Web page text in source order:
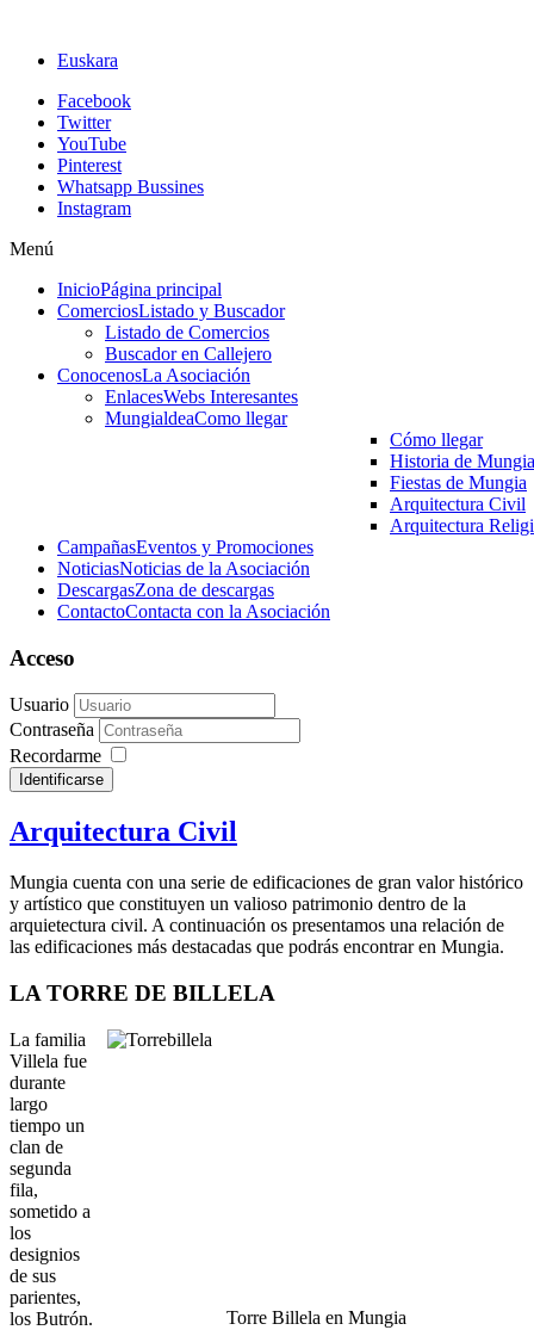
Euskara
Facebook
Twitter
YouTube
Pinterest
Whatsapp Bussines
Instagram
Menú
InicioPágina principal
ComerciosListado y Buscador
Listado de Comercios
Buscador en Callejero
ConocenosLa Asociación
EnlacesWebs Interesantes
MungialdeaComo llegar
Cómo llegar
Historia de Mungia
Fiestas de Mungia
Arquitectura Civil
Arquitectura
CampañasEventos y Promociones
NoticiasNoticias de la Asociación
DescargasZona de descargas
ContactoContacta con la Asociación
Acceso
Usuario
Contraseña
Recordarme
Identificarse
Arquitectura Civil
Mungia cuenta con una serie de edificaciones de gran valor histórico
y artístico que constituyen un valioso patrimonio dentro de la
arquietectura civil. A continuación os presentamos una relación de
las edificaciones más destacadas que podrás encontrar en Mungia.
LA TORRE DE BILLELA
Torre Billela en Mungia
La familia
Villela fue
durante
largo
tiempo un
clan de
segunda
fila,
sometido a
los
designios
de sus
parientes,
los Butrón.